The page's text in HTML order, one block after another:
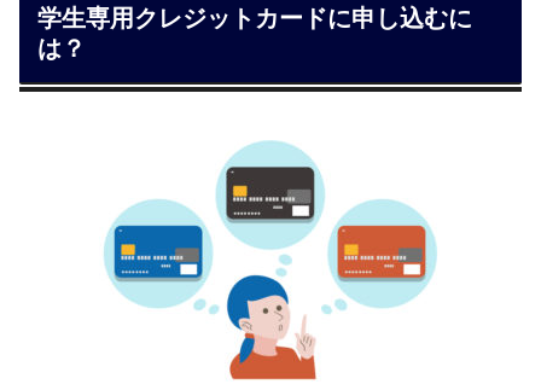
学生専用クレジットカードに申し込むに
は？